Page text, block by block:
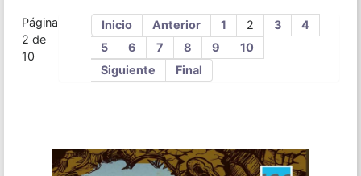
Página
2 de
10
Inicio Anterior 1 2 3
4
5
6 7 8 9
10
Siguiente
Final